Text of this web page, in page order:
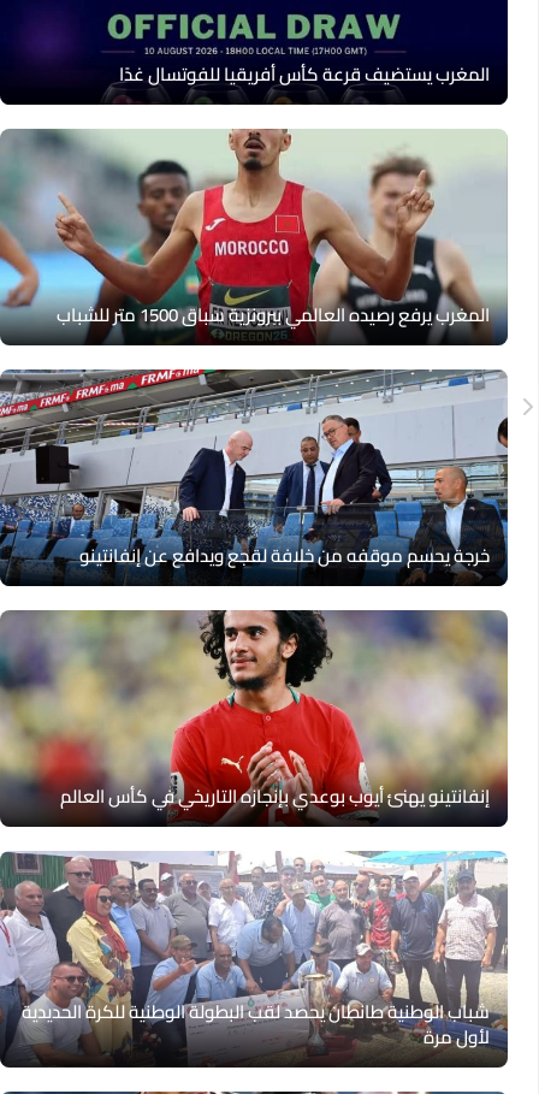
المغرب يستضيف قرعة كأس أفريقيا للفوتسال غدًا
المغرب يرفع رصيده العالمي ببرونزية سباق 1500 متر للشباب
خرجة يحسم موقفه من خلافة لقجع ويدافع عن إنفانتينو
إنفانتينو يهنئ أيوب بوعدي بإنجازه التاريخي في كأس العالم
شباب الوطنية طانطان يحصد لقب البطولة الوطنية للكرة الحديدية
لأول مرة